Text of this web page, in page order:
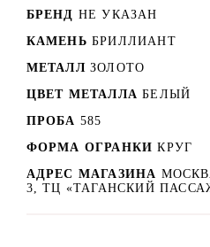
БРЕНД НЕ УКАЗАН
КАМЕНЬ БРИЛЛИАНТ
МЕТАЛЛ ЗОЛОТО
ЦВЕТ МЕТАЛЛА БЕЛЫЙ
ПРОБА 585
ФОРМА ОГРАНКИ КРУГ
АДРЕС МАГАЗИНА
3, ТЦ «ТАГАНСКИЙ